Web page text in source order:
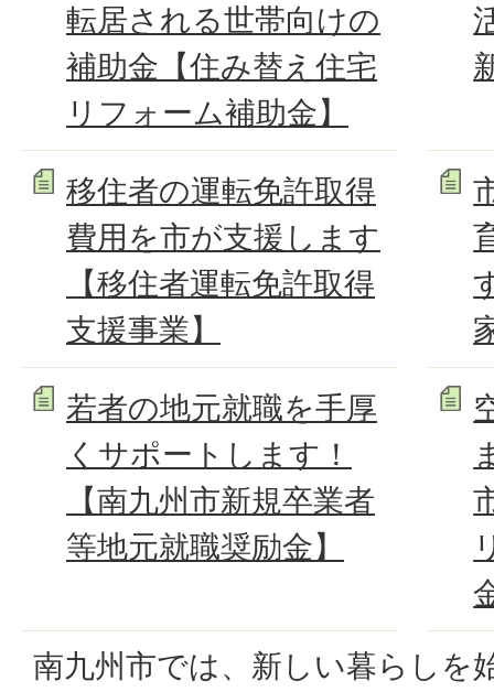
転居される世帯向けの
補助金【住み替え住宅
リフォーム補助金】
移住者の運転免許取得
費用を市が支援します
【移住者運転免許取得
支援事業】
若者の地元就職を手厚
くサポートします！
【南九州市新規卒業者
等地元就職奨励金】
南九州市では、新しい暮らしを